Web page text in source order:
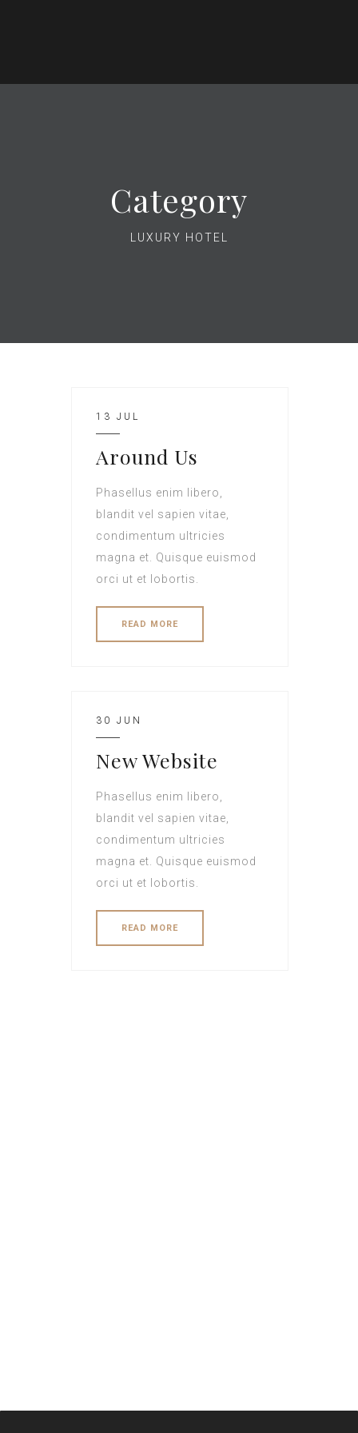
Category
LUXURY HOTEL
13 JUL
Around Us
Phasellus enim libero,
blandit vel sapien vitae,
condimentum ultricies
magna et. Quisque euismod
orci ut et lobortis.
READ MORE
30 JUN
New Website
Phasellus enim libero,
blandit vel sapien vitae,
condimentum ultricies
magna et. Quisque euismod
orci ut et lobortis.
READ MORE